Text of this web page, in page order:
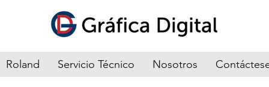
Roland Servicio Técnico Nosotros